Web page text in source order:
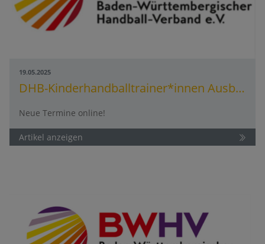
19.05.2025
DHB-Kinderhandballtrainer*innen Ausbildung (KHTA)
Neue Termine online!
Artikel anzeigen